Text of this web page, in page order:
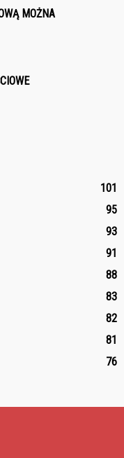
MOŻNA
101
95
93
91
88
83
82
81
76